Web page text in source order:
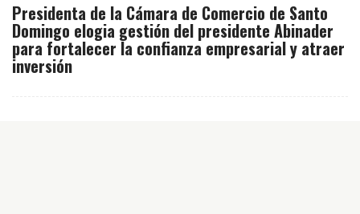
Presidenta de la Cámara de Comercio de Santo
Domingo elogia gestión del presidente Abinader
para fortalecer la confianza empresarial y atraer
inversión